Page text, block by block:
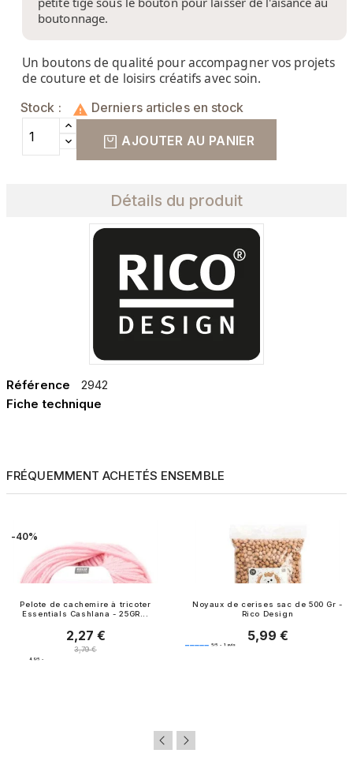
boutonnage.
Un boutons de qualité pour accompagner vos projets
de couture et de loisirs créatifs avec soin.
Stock :  Derniers articles en stock
AJOUTER AU PANIER
Détails du produit
Référence
2942
Fiche technique
FRÉQUEMMENT ACHETÉS ENSEMBLE
-40%
Pelote de cachemire à tricoter
Essentials Cashlana - 25GR...
Prix
2,27 €
Prix normal
3,79 €
4.9/5 -
Noyaux de cerises sac de 500 Gr -
Rico Design
Prix
5,99 €
5/5 - 1 avis